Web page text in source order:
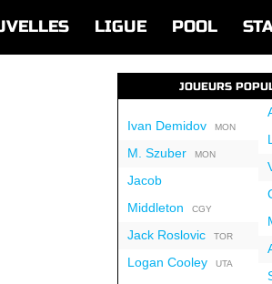
LIGUE POOL
JOUEURS
Ivan DemidovMON
M. SzuberMON
Jacob
Middleton CGY
Jack RoslovicTOR
Logan CooleyUTA